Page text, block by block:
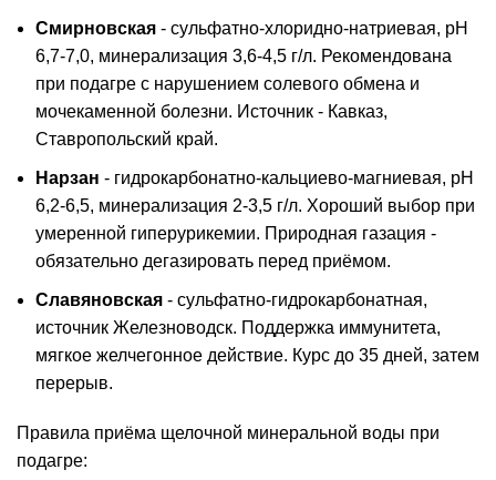
Смирновская - сульфатно-хлоридно-натриевая, pH
6,7-7,0, минерализация 3,6-4,5 г/л. Рекомендована
при подагре с нарушением солевого обмена и
мочекаменной болезни. Источник - Кавказ,
Ставропольский край.
Нарзан - гидрокарбонатно-кальциево-магниевая, pH
6,2-6,5, минерализация 2-3,5 г/л. Хороший выбор при
умеренной гиперурикемии. Природная газация -
обязательно дегазировать перед приёмом.
Славяновская - сульфатно-гидрокарбонатная,
источник Железноводск. Поддержка иммунитета,
мягкое желчегонное действие. Курс до 35 дней, затем
перерыв.
Правила приёма щелочной минеральной воды при
подагре: